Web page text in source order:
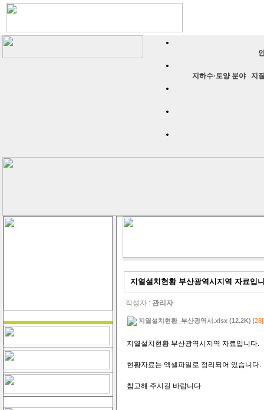
지하수·토양 분야 지
지열설치현황 부산광역시지역 자료입
작성자 : 관리자
지열설치현황_부산광역시.xlsx (12.2K) [28]
지열설치현황 부산광역시지역 자료입니다.
현황자료는 엑셀파일로 정리되어 있습니다.
참고해 주시길 바랍니다.